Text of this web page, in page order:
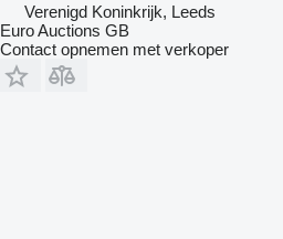
Verenigd Koninkrijk, Leeds
Euro Auctions GB
Contact opnemen met verkoper